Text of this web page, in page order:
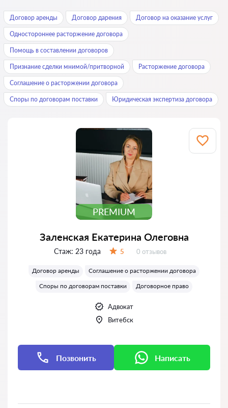
Договор аренды Договор дарения Договор на оказание услуг
Одностороннее расторжение договора
Помощь в составлении договоров
Признание сделки мнимой/притворной Расторжение договора
Соглашение о расторжении договора
Споры по договорам поставки Юридическая экспертиза договора
PREMIUM
Заленская Екатерина Олеговна
Стаж: 23 года 5 Отзывов:
0 отзывов
Договор аренды
Соглашение о расторжении договора
Споры по договорам поставки
Договорное право
Адвокат
Витебск
Позвонить Написать